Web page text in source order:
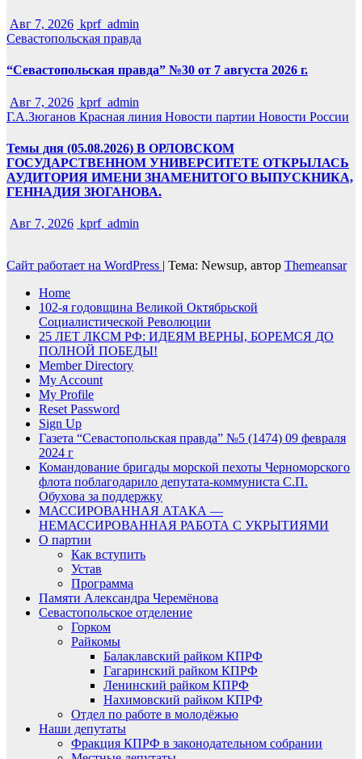
Авг 7, 2026 kprf_admin
Севастопольская правда
“Севастопольская правда” №30 от 7 августа 2026 г.
Авг 7, 2026 kprf_admin
Г.А.Зюганов Красная линия Новости партии Новости России
Темы дня (05.08.2026) В ОРЛОВСКОМ
ГОСУДАРСТВЕННОМ УНИВЕРСИТЕТЕ ОТКРЫЛАСЬ
АУДИТОРИЯ ИМЕНИ ЗНАМЕНИТОГО ВЫПУСКНИКА,
ГЕННАДИЯ ЗЮГАНОВА.
Авг 7, 2026 kprf_admin
Сайт работает на WordPress | Тема: Newsup, автор Themeansar
Home
102-я годовщина Великой Октябрьской
Социалистической Революции
25 ЛЕТ ЛКСМ РФ: ИДЕЯМ ВЕРНЫ, БОРЕМСЯ ДО
ПОЛНОЙ ПОБЕДЫ!
Member Directory
My Account
My Profile
Reset Password
Sign Up
Газета “Севастопольская правда” №5 (1474) 09 февраля
2024 г
Командование бригады морской пехоты Черноморского
флота поблагодарило депутата-коммуниста С.П.
Обухова за поддержку
МАССИРОВАННАЯ АТАКА —
НЕМАССИРОВАННАЯ РАБОТА С УКРЫТИЯМИ
О партии
Как вступить
Устав
Программа
Памяти Александра Черемёнова
Севастопольское отделение
Горком
Райкомы
Балаклавский райком КПРФ
Гагаринский райком КПРФ
Ленинский райком КПРФ
Нахимовский райком КПРФ
Отдел по работе в молодёжью
Наши депутаты
Фракция КПРФ в законодательном собрании